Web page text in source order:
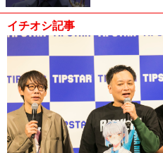
イチオシ記事